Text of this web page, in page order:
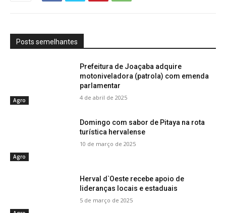
Posts semelhantes
Agro
Prefeitura de Joaçaba adquire
motoniveladora (patrola) com emenda
parlamentar
4 de abril de 2025
Agro
Domingo com sabor de Pitaya na rota
turística hervalense
10 de março de 2025
Herval d`Oeste recebe apoio de
lideranças locais e estaduais
5 de março de 2025